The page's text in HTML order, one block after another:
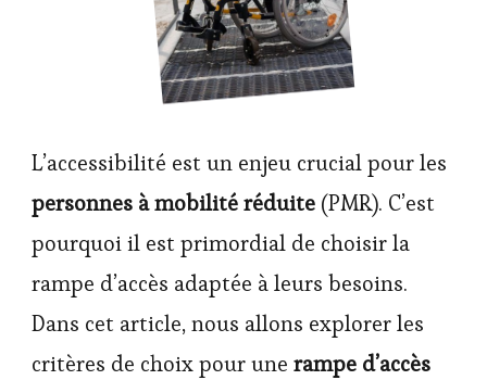
L’accessibilité est un enjeu crucial pour les
personnes à mobilité réduite (PMR). C’est
pourquoi il est primordial de choisir la
rampe d’accès adaptée à leurs besoins.
Dans cet article, nous allons explorer les
critères de choix pour une rampe d’accès